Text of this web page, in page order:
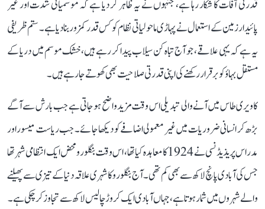
قدرتی آفات کا شکار رہا ہے، جنہوں نے یہ ظاہر کر دیا ہے کہ موسمیاتی شدت اور غیر
پائیدار زمین کے استعمال نے پہاڑی ماحولیاتی نظام کو کس قدر کمزور بنا دیا ہے۔ ستم ظریفی
یہ ہے کہ یہی علاقے، جو آج تباہ کن سیلاب پیدا کر رہے ہیں، خشک موسم میں دریا کے
مستقل بہاؤ کو برقرار رکھنے کی اپنی قدرتی صلاحیت بھی کھوتے جا رہے ہیں۔
کاویری طاس میں آنے والی تبدیلی اس وقت مزید واضح ہو جاتی ہے جب بارش سے آگے
بڑھ کر انسانی ضروریات میں غیر معمولی اضافے کو دیکھا جائے۔ جب ریاست میسور اور
مدراس پریذیڈنسی نے 1924 کا معاہدہ کیا تھا، اس وقت بنگلورو محض ایک انتظامی شہر تھا
جس کی آبادی پانچ لاکھ سے بھی کم تھی۔ آج بنگلورو کا شہری علاقہ دنیا کے تیزی سے پھیلنے
والے شہروں میں شمار ہوتا ہے، جہاں آبادی ایک کروڑ چالیس لاکھ سے تجاوز کر چکی ہے۔